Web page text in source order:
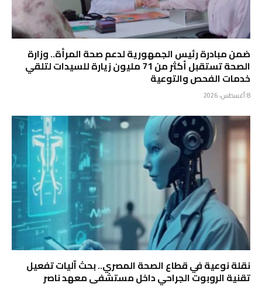
ضمن مبادرة رئيس الجمهورية لدعم صحة المرأة.. وزارة
الصحة تستقبل أكثر من 71 مليون زيارة للسيدات لتلقي
خدمات الفحص والتوعية
8 أغسطس، 2026
نقلة نوعية في قطاع الصحة المصري.. بحث آليات تفعيل
تقنية الروبوت الجراحي داخل مستشفى معهد ناصر